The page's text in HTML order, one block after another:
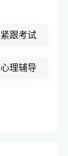
紧跟考试
心理辅导